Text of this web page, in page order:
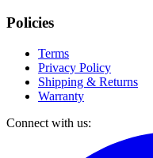
Policies
Terms
Privacy Policy
Shipping & Returns
Warranty
Connect with us: